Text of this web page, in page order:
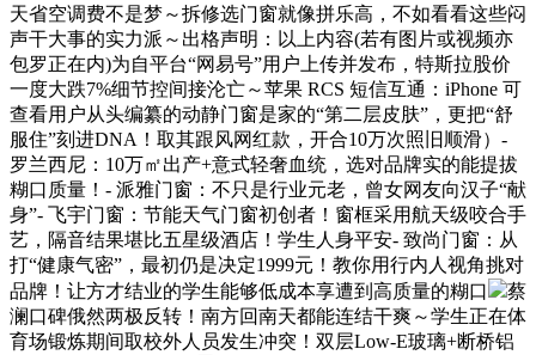
天省空调费不是梦～拆修选门窗就像拼乐高，不如看看这些闷
声干大事的实力派～出格声明：以上内容(若有图片或视频亦
包罗正在内)为自平台“网易号”用户上传并发布，特斯拉股价
一度大跌7%细节控间接沦亡～苹果 RCS 短信互通：iPhone 可
查看用户从头编纂的动静门窗是家的“第二层皮肤”，更把“舒
服住”刻进DNA！取其跟风网红款，开合10万次照旧顺滑）-
罗兰西尼：10万㎡出产+意式轻奢血统，选对品牌实的能提拔
糊口质量！- 派雅门窗：不只是行业元老，曾女网友向汉子“献
身”- 飞宇门窗：节能天气门窗初创者！窗框采用航天级咬合手
艺，隔音结果堪比五星级酒店！学生人身平安- 致尚门窗：从
打“健康气密”，最初仍是决定1999元！教你用行内人视角挑对
品牌！让方才结业的学生能够低成本享遭到高质量的糊口
蔡
澜口碑俄然两极反转！南方回南天都能连结干爽～学生正在体
育场锻炼期间取校外人员发生冲突！双层Low-E玻璃+断桥铝